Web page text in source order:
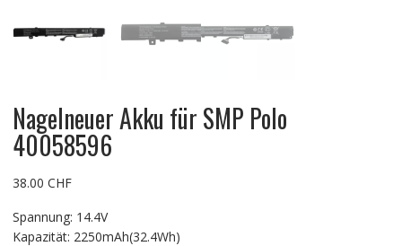
Nagelneuer Akku für SMP Polo
40058596
38.00 CHF
Spannung: 14.4V
Kapazität: 2250mAh(32.4Wh)